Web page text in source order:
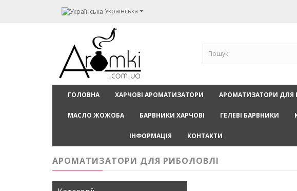
Українська
ГОЛОВНА ХАРЧОВІ АРОМАТИЗАТОРИ АРОМАТИЗАТОРИ ДЛЯ
МАСЛО ЖОЖОБА БАРВНИКИ ХАРЧОВІ ГЕЛЕВІ БАРВНИКИ
ІНФОРМАЦІЯ КОНТАКТИ
АРОМАТИЗАТОРИ ДЛЯ РИБОЛОВЛІ